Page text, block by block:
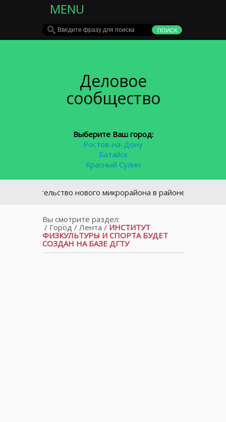
MENU
Деловое
сообщество
Выберите Ваш город:
Ростов-на-Дону
Батайск
Красный Сулин
нового микрорайона в районе площади
Вы смотрите раздел:
/ Город/ Лента / ИНСТИТУТ
ФИЗКУЛЬТУРЫ И СПОРТА БУДЕТ
СОЗДАН НА БАЗЕ ДГТУ